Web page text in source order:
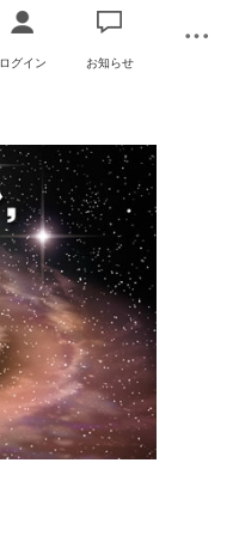
ログイン お知らせ